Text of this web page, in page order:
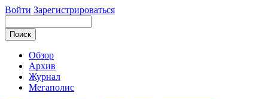
Войти Зарегистрироваться
Обзор
Архив
Журнал
Мегаполис